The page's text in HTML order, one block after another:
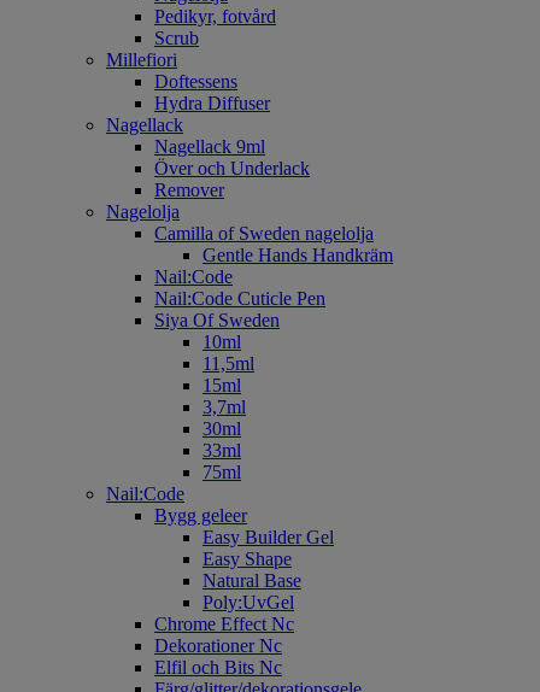
Pedikyr, fotvård
Scrub
Millefiori
Doftessens
Hydra Diffuser
Nagellack
Nagellack 9ml
Över och Underlack
Remover
Nagelolja
Camilla of Sweden nagelolja
Gentle Hands Handkräm
Nail:Code
Nail:Code Cuticle Pen
Siya Of Sweden
10ml
11,5ml
15ml
3,7ml
30ml
33ml
75ml
Nail:Code
Bygg geleer
Easy Builder Gel
Easy Shape
Natural Base
Poly:UvGel
Chrome Effect Nc
Dekorationer Nc
Elfil och Bits Nc